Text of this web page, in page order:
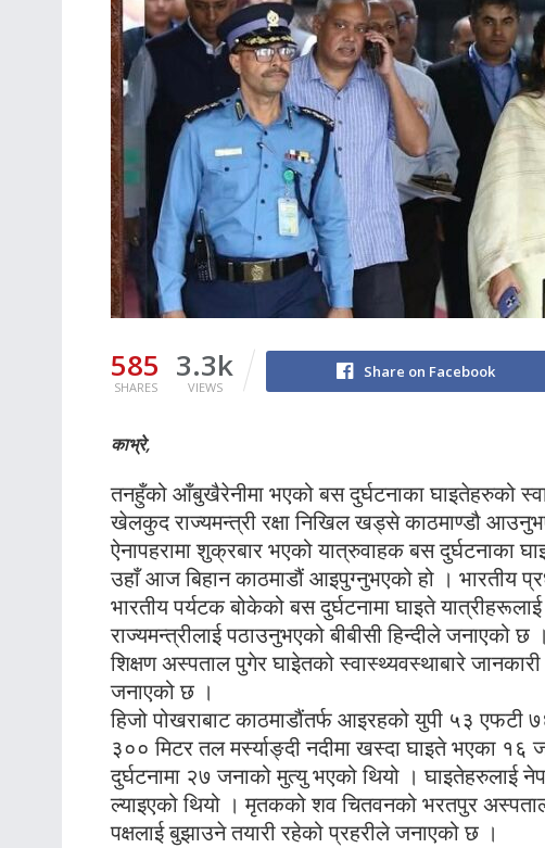
585
SHARES
3.3k
VIEWS
Share on Facebook
काभ्रे,
तनहुँको आँबुखैरेनीमा भएको बस दुर्घटनाका घाइतेहरुको
खेलकुद राज्यमन्त्री रक्षा निखिल खड्से काठमाण्डौ
ऐनापहरामा शुक्रबार भएको यात्रुवाहक बस दुर्घटनाका
उहाँ आज बिहान काठमाडौं आइपुग्नुभएको हो । भारतीय
भारतीय पर्यटक बोकेको बस दुर्घटनामा घाइते
राज्यमन्त्रीलाई पठाउनुभएको बीबीसी हिन्दीले जनाएको
शिक्षण अस्पताल पुगेर घाइेतको स्वास्थ्यवस्थाबारे
जनाएको छ ।
हिजो पोखराबाट काठमाडौंतर्फ आइरहको युपी ५३
३०० मिटर तल मर्स्याङ्दी नदीमा खस्दा घाइते भएका १६
दुर्घटनामा २७ जनाको मुत्यु भएको थियो । घाइतेहरुलाई
ल्याइएको थियो । मृतकको शव चितवनको भरतपुर
पक्षलाई बुझाउने तयारी रहेको प्रहरीले जनाएको छ ।